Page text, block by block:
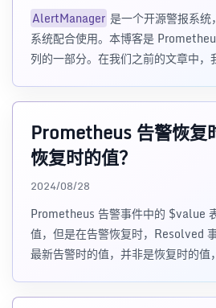
AlertManager 是一个开源警报系
系统配合使用。本博客是
列的一部分。在我们之前的文章中，
Prometheus 告警恢复
恢复时的值？
2024/08/28
Prometheus 告警事件中的 $value
值，但是在告警恢复时，Resolved
最新告警时的值，并非是恢复时的值